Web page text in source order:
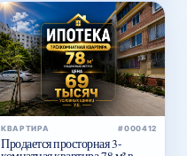
КВАРТИРА #000412
Продается просторная 3-